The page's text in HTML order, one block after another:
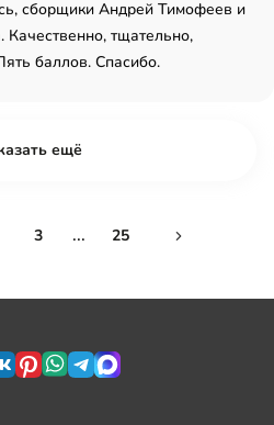
сборщики Андрей Тимофеев и
тщательно,
баллов. Спасибо.
ещё
3 ... 25